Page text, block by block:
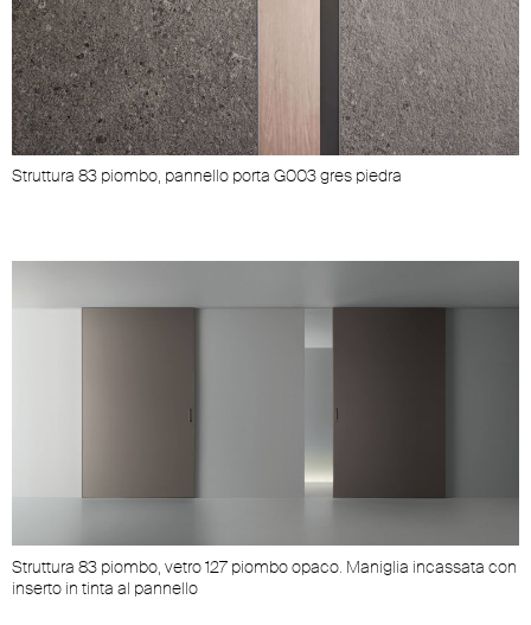
Struttura 83 piombo, pannello porta G003 gres piedra
Struttura 83 piombo, vetro 127 piombo opaco. Maniglia incassata con
inserto in tinta al pannello